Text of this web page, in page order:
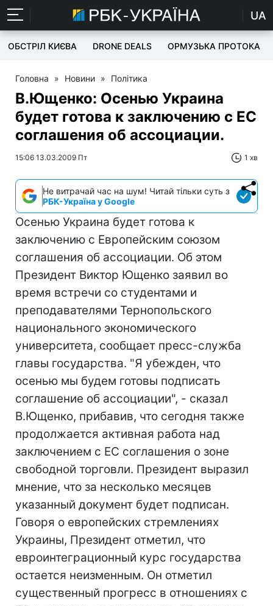
UA
ОБСТРІЛ КИЄВА DRONE DEALS ОРМУЗЬКА ПРОТОКА
Головна » Новини » Політика
В.Ющенко: Осенью Украина
будет готова к заключению с ЕС
соглашения об ассоциации.
15:06 13.03.2009 Пт 1 хв
Не витрачай час на шум! Читай тільки суть з
РБК-Україна у Google
Осенью Украина будет готова к
заключению с Европейским союзом
соглашения об ассоциации. Об этом
Президент Виктор Ющенко заявил во
время встречи со студентами и
преподавателями Тернопольского
национального экономического
университета, сообщает пресс-служба
главы государства. "Я убежден, что
осенью мы будем готовы подписать
соглашение об ассоциации", - сказал
В.Ющенко, прибавив, что сегодня также
продолжается активная работа над
заключением с ЕС соглашения о зоне
свободной торговли. Президент выразил
мнение, что за несколько месяцев
указанный документ будет подписан.
Говоря о европейских стремлениях
Украины, Президент отметил, что
евроинтеграционный курс государства
остается неизменным. Он отметил
существенный прогресс в отношениях с